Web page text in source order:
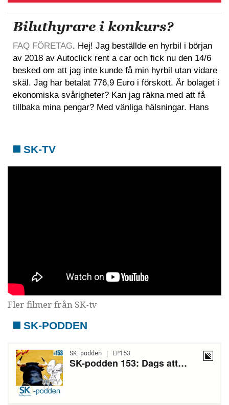
Biluthyrare i konkurs?
FAQ FÖRETAG. Hej! Jag beställde en hyrbil i början
av 2018 av Autoclick rent a car och fick nu den 14/6
besked om att jag inte kunde få min hyrbil utan vidare
skäl. Jag har betalat 776,9 Euro i förskott. Är bolaget i
ekonomiska svårigheter? Kan jag räkna med att få
tillbaka mina pengar? Med vänliga hälsningar. Hans
SK-TV
Fler filmer från SK-tv
SK-PODDEN